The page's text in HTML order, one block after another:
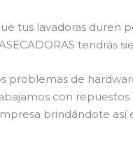
tus lavadoras duren
problemas de
con
brindándote así